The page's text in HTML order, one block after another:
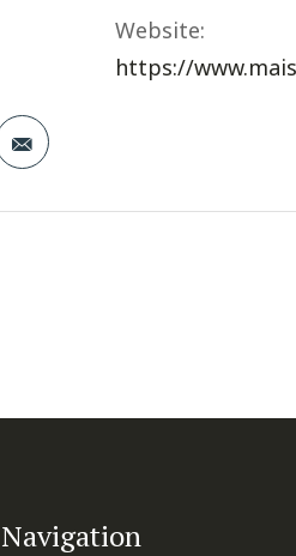
Website:
https://
Navigation